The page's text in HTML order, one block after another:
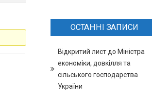
ОСТАННІ ЗАПИСИ
Відкритий лист до Міністра
економіки, довкілля та
сільського господарства
України